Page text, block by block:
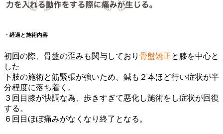
・経過と施術内容
初回の際、骨盤の歪みも関与しており 骨盤矯正と膝を中心と
した
下肢の施術と筋緊張が強いため、鍼も２本ほど行い症状が半
分程度に落ち着く。
３回目膝が快調な為、歩きすぎて悪化し施術をし症状が回復
する。
６回目ほぼ痛みがなくなり終了となる。